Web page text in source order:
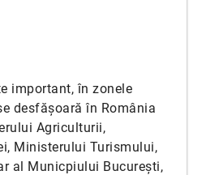
important, în zonele
desfășoară în România
Agriculturii,
Ministerului Turismului,
al Municpiului București,